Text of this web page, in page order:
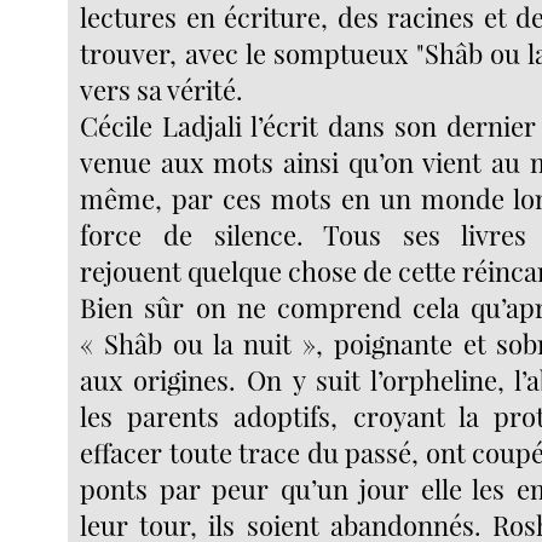
lectures en écriture, des racines et
trouver, avec le somptueux "Shâb ou
vers sa vérité.
Cécile Ladjali l’écrit dans son
venue aux mots ainsi qu’on vient au
même, par ces mots en un monde
force de silence. Tous ses livres
rejouent quelque chose de cette
Bien sûr on ne comprend cela
« Shâb ou la nuit », poignante et
aux origines. On y suit l’orpheline,
les parents adoptifs, croyant la
effacer toute trace du passé, ont
ponts par peur qu’un jour elle les
leur tour, ils soient abandonnés.